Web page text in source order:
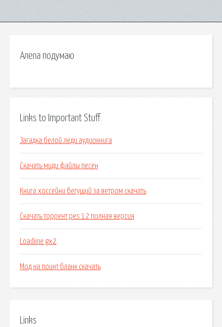
Алеnа подумаю
Links to Important Stuff
Загадка белой леди аудиокнига
Скачать миди файлы песен
Книга хоссейни бегущий за ветром скачать
Скачать торрент pes 12 полная версия
Loadiine gx2
Мод на поинт бланк скачать
Links